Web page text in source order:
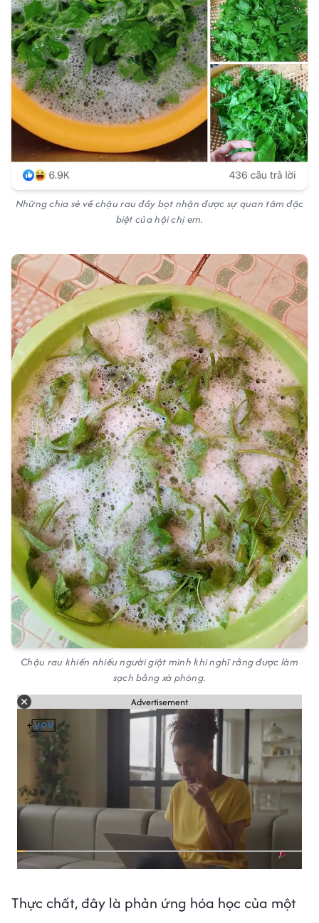
Những chia sẻ về chậu rau đầy bọt nhận được sự quan tâm đặc
biệt của hội chị em.
Chậu rau khiến nhiều người giật mình khi nghĩ rằng được làm
sạch bằng xà phòng.
Advertisement
Thực chất, đây là phản ứng hóa học của một